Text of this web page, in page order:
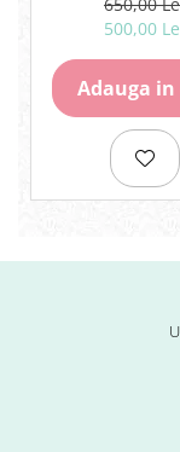
650,00
500,00
Adauga in